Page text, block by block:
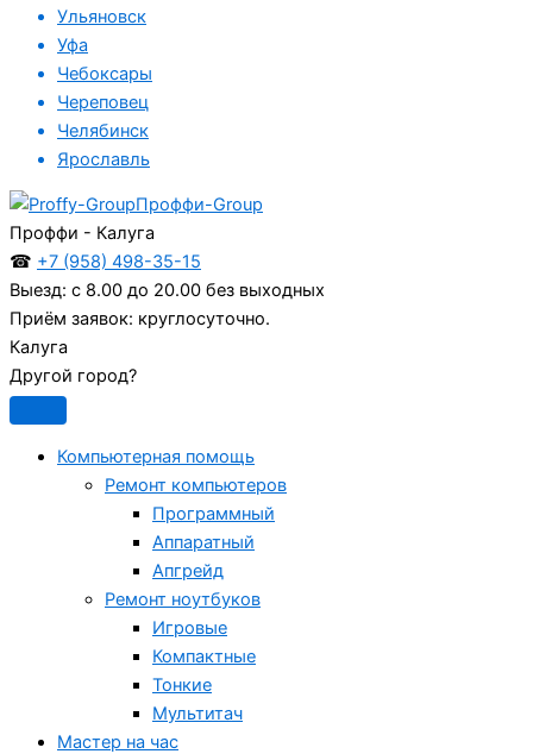
Ульяновск
Уфа
Чебоксары
Череповец
Челябинск
Ярославль
Проффи-Group
Проффи - Калуга
☎ +7 (958) 498-35-15
Выезд: с 8.00 до 20.00 без выходных
Приём заявок: круглосуточно.
Калуга
Другой город?
Компьютерная помощь
Ремонт компьютеров
Программный
Аппаратный
Апгрейд
Ремонт ноутбуков
Игровые
Компактные
Тонкие
Мультитач
Мастер на час